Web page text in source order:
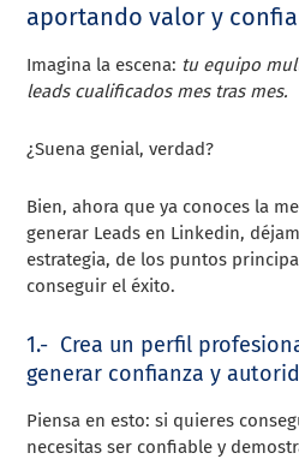
aportando valor y
Imagina la escena: tu equipo
leads cualificados mes tras mes.
¿Suena genial, verdad?
Bien, ahora que ya conoces la
generar Leads en Linkedin,
estrategia, de los puntos
conseguir el éxito.
1.- Crea un perfil
generar confianza y
Piensa en esto: si quieres
necesitas ser confiable y